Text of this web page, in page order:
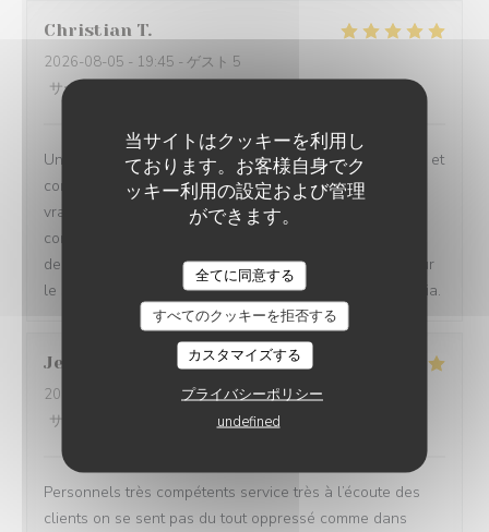
当サイトはクッキーを利用し
ております。お客様自身でク
ッキー利用の設定および管理
ができます。
全てに同意する
すべてのクッキーを拒否する
カスタマイズする
プライバシーポリシー
undefined
Christian T
2026-08-05 - 19:45 - ゲスト 5
サービス
Un restaurant très agréable : le cadre très sympathique et
convivial. Les plats bien sûr, j'ai adoré la Carbonnade
vraiment délicieuse. Mes amis (des locaux qui ne
connaissaient pas le restaurant) ont fait une vraie
decouverte et ils reviendront. Une mention speciale pour
le service tres souriant (sincere) et serviable. Merci Sonia.
Jean Jacques B
2026-08-05
- 12:30 - ゲスト 2
サービス
メニュー
Personnels très compétents service très à l’écoute des
clients on se sent pas du tout oppressé comme dans